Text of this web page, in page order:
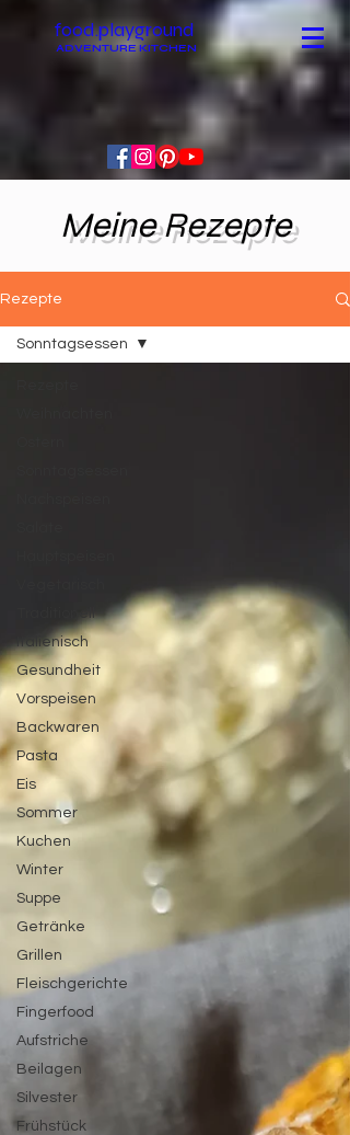
food.playground
ADVENTURE KITCHEN
Meine Rezepte
Rezepte
Traditionell
Italienisch
Gesundheit
Vorspeisen
Backwaren
Pasta
Eis
Sommer
Kuchen
Winter
Suppe
Getränke
Grillen
Fleischgerichte
Fingerfood
Aufstriche
Beilagen
Silvester
Frühstück
Sonntagsessen